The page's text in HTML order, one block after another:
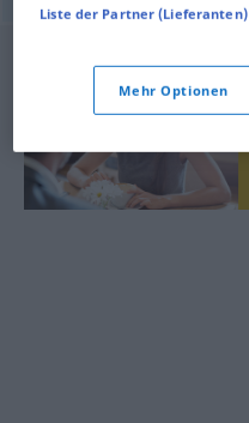
Liste der Partner (Lieferanten)
Mehr Optionen